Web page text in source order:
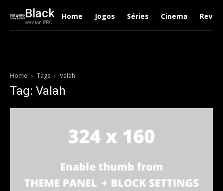
Black
version PRO
Home Jogos Séries Cinema
Home Tags Valah
Tag: Valah